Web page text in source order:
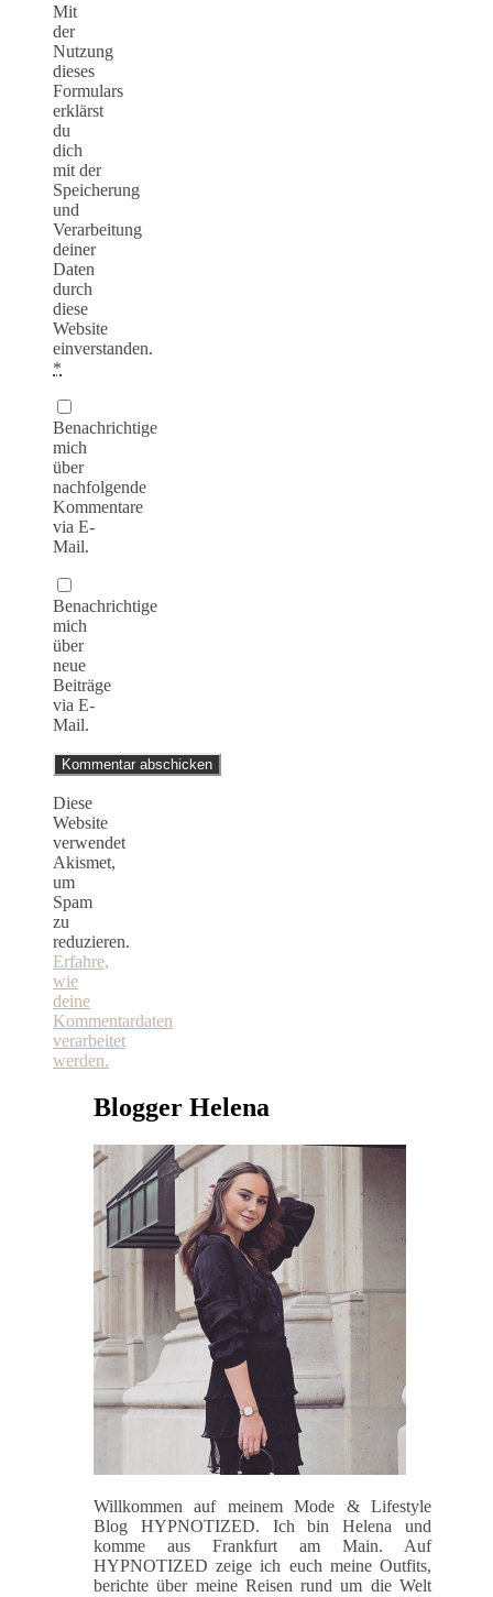
Mit
der
Nutzung
dieses
Formulars
erklärst
du
dich
mit der
Speicherung
und
Verarbeitung
deiner
Daten
durch
diese
Website
einverstanden.
*
Benachrichtige
mich
über
nachfolgende
Kommentare
via E-
Mail.
Benachrichtige
mich
über
neue
Beiträge
via E-
Mail.
Diese
Website
verwendet
Akismet,
um
Spam
zu
reduzieren.
Erfahre,
wie
deine
Kommentardaten
verarbeitet
werden.
Blogger Helena
Willkommen auf meinem Mode & Lifestyle
Blog HYPNOTIZED. Ich bin Helena und
komme aus Frankfurt am Main. Auf
HYPNOTIZED zeige ich euch meine Outfits,
berichte über meine Reisen rund um die Welt